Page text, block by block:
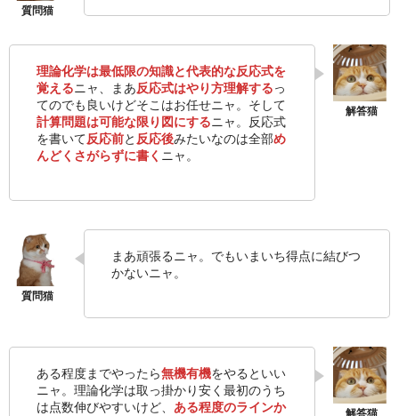
理論化学は最低限の知識と代表的な反応式を
覚えるニャ、まあ反応式はやり方理解するっ
てのでも良いけどそこはお任せニャ。そして
計算問題は可能な限り図にするニャ。反応式
を書いて反応前と 反応後みたいなのは全部め
んどくさがらずに書く ニャ。
まあ頑張るニャ。でもいまいち得点に結びつ
かないニャ。
ある程度までやったら無機有機をやるといい
ニャ。理論化学は取っ掛かり安く最初のうち
は点数伸びやすいけど、 ある程度のラインか